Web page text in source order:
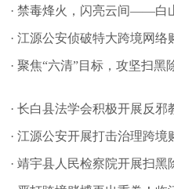
· 禁毒烽火，闪亮云间——白
· 江源公安侦破特大跨境网络
· 聚焦“六清”目标，攻坚扫黑
· 长白县法学会积极开展反
· 江源公安开展打击治理跨
· 靖宇县人民检察院开展扫